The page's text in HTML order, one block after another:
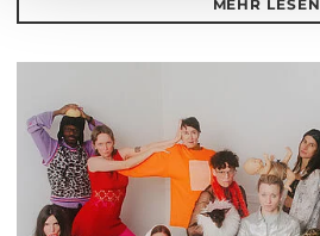
MEHR LESEN